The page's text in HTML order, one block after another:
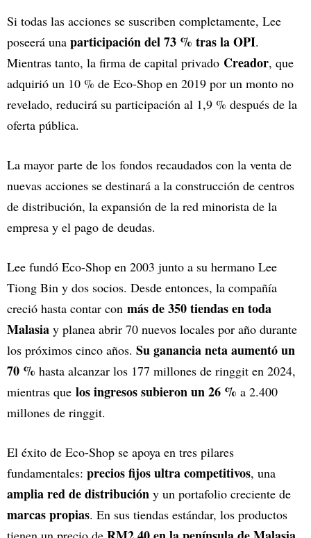
Si todas las acciones se suscriben completamente, Lee
poseerá una participación del 73 % tras la OPI.
Mientras tanto, la firma de capital privado Creador, que
adquirió un 10 % de Eco-Shop en 2019 por un monto no
revelado, reducirá su participación al 1,9 % después de la
oferta pública.
La mayor parte de los fondos recaudados con la venta de
nuevas acciones se destinará a la construcción de centros
de distribución, la expansión de la red minorista de la
empresa y el pago de deudas.
Lee fundó Eco-Shop en 2003 junto a su hermano Lee
Tiong Bin y dos socios. Desde entonces, la compañía
creció hasta contar con más de 350 tiendas en toda
Malasia y planea abrir 70 nuevos locales por año durante
los próximos cinco años. Su ganancia neta aumentó un
70 % hasta alcanzar los 177 millones de ringgit en 2024,
mientras que los ingresos subieron un 26 % a 2.400
millones de ringgit.
El éxito de Eco-Shop se apoya en tres pilares
fundamentales: precios fijos ultra competitivos, una
amplia red de distribución y un portafolio creciente de
marcas propias. En sus tiendas estándar, los productos